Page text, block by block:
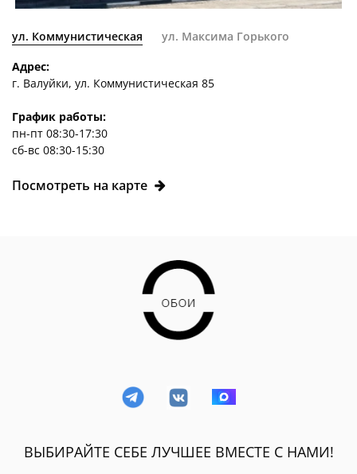
ул. Коммунистическая ул. Максима Горького
Адрес:
г. Валуйки, ул. Коммунистическая 85
График работы:
пн-пт 08:30-17:30
сб-вс 08:30-15:30
Посмотреть на карте
ВЫБИРАЙТЕ СЕБЕ ЛУЧШЕЕ ВМЕСТЕ С НАМИ!